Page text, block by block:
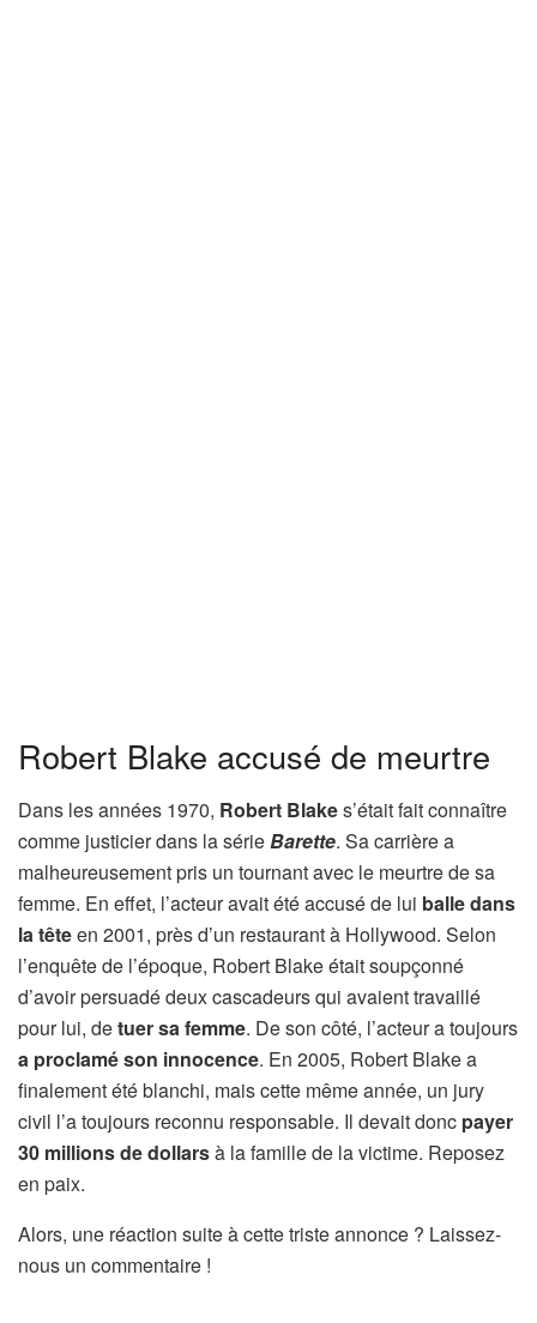
Robert Blake accusé de meurtre
Dans les années 1970, Robert Blakes’était fait connaître
comme justicier dans la sérieBarette. Sa carrière a
malheureusement pris un tournant avec le meurtre de sa
femme. En effet, l’acteur avait été accusé de lui balle dans
la têteen 2001, près d’un restaurant à Hollywood. Selon
l’enquête de l’époque, Robert Blake était soupçonné
d’avoir persuadé deux cascadeurs qui avaient travaillé
pour lui, detuer sa femme. De son côté, l’acteur a toujours
a proclamé son innocence. En 2005, Robert Blake a
finalement été blanchi, mais cette même année, un jury
civil l’a toujours reconnu responsable. Il devait donc payer
30 millions de dollarsà la famille de la victime. Reposez
en paix.
Alors, une réaction suite à cette triste annonce ? Laissez-
nous un commentaire !